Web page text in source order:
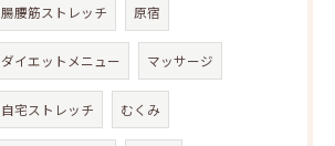
腸腰筋ストレッチ 原宿
ダイエットメニュー マッサージ
自宅ストレッチ むくみ